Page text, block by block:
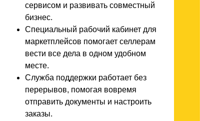
сервисом и развивать совместный
бизнес.
Специальный рабочий кабинет для
маркетплейсов помогает селлерам
вести все дела в одном удобном
месте.
Служба поддержки работает без
перерывов, помогая вовремя
отправить документы и настроить
заказы.